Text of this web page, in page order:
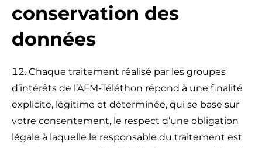
conservation des
données
Chaque traitement réalisé par les groupes
d’intérêts de l’AFM-Téléthon répond à une finalité
explicite, légitime et déterminée, qui se base sur
votre consentement, le respect d’une obligation
légale à laquelle le responsable du traitement est